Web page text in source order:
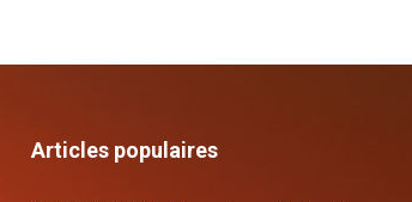
Articles populaires